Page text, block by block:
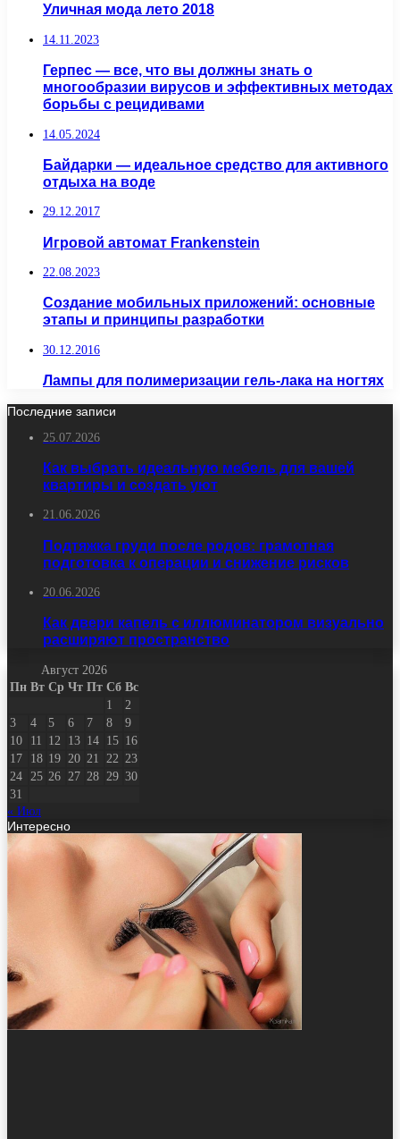
Уличная мода лето 2018
14.11.2023
Герпес — все, что вы должны знать о
многообразии вирусов и эффективных методах
борьбы с рецидивами
14.05.2024
Байдарки — идеальное средство для активного
отдыха на воде
29.12.2017
Игровой автомат Frankenstein
22.08.2023
Создание мобильных приложений: основные
этапы и принципы разработки
30.12.2016
Лампы для полимеризации гель-лака на ногтях
Последние записи
25.07.2026
Как выбрать идеальную мебель для вашей
квартиры и создать уют
21.06.2026
Подтяжка груди после родов: грамотная
подготовка к операции и снижение рисков
20.06.2026
Как двери капель с иллюминатором визуально
расширяют пространство
Август 2026
Пн Вт Ср Чт Пт Сб Вс
1
2
3
4 5 6 7 8
9
10
11 12 13 14 15 16
17
18 19 20 21 22 23
24
25 26 27 28 29 30
31
« Июл
Интересно